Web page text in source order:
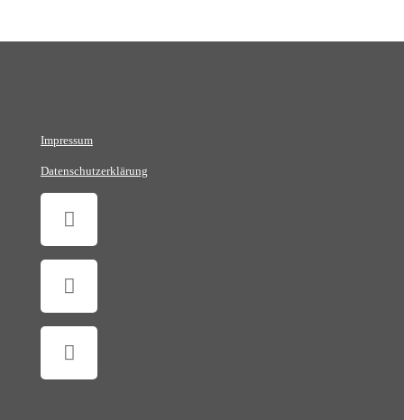
Impressum
Datenschutzerklärung